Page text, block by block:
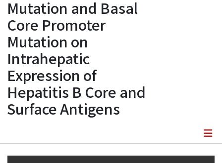
Organizations
Statistics
Mutation and Basal
Core Promoter
Mutation on
Intrahepatic
Expression of
Hepatitis B Core and
Surface Antigens
Details